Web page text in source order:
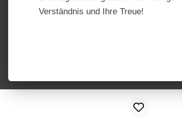
Verständnis und Ihre Treue!